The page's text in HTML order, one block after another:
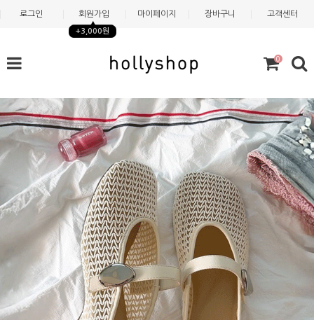
로그인 회원가입
+3,000원
마이페이지 장바구니 고객센터
0